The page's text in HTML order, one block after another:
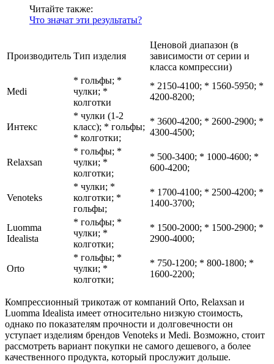
Читайте также:
Что значат эти результаты?
Производитель Тип изделия
Ценовой диапазон (в
зависимости от серии и
класса компрессии)
Medi
* гольфы; *
чулки; *
колготки
* 2150-4100; * 1560-5950; *
4200-8200;
Интекс
* чулки (1-2
класс); * гольфы;
* колготки;
* 3600-4200; * 2600-2900; *
4300-4500;
Relaxsan
* гольфы; *
чулки; *
колготки;
* 500-3400; * 1000-4600; *
600-4200;
Venoteks
* чулки; *
колготки; *
гольфы;
* 1700-4100; * 2500-4200; *
1400-3700;
Luomma
Idealista
* гольфы; *
чулки; *
колготки;
* 1500-2000; * 1500-2900; *
2900-4000;
Orto
* гольфы; *
чулки; *
колготки;
* 750-1200; * 800-1800; *
1600-2200;
Компрессионный трикотаж от компаний Orto, Relaxsan и
Luomma Idealista имеет относительно низкую стоимость,
однако по показателям прочности и долговечности он
уступает изделиям брендов Venoteks и Medi. Возможно, стоит
рассмотреть вариант покупки не самого дешевого, а более
качественного продукта, который прослужит дольше.